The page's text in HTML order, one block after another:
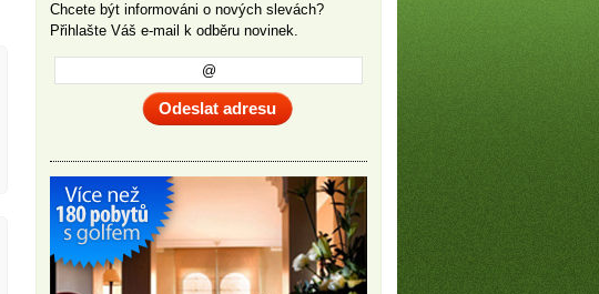
Chcete být informováni o nových slevách?
Přihlašte Váš e-mail k odběru novinek.
Odeslat adresu